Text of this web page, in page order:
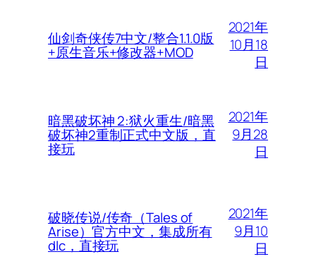
仙剑奇侠传7中文/整合1.1.0版
+原生音乐+修改器+MOD
2021年
10月18
日
暗黑破坏神 2:狱火重生/暗黑
破坏神2重制正式中文版，直
接玩
2021年
9月28
日
破晓传说/传奇（Tales of
Arise）官方中文，集成所有
dlc，直接玩
2021年
9月10
日